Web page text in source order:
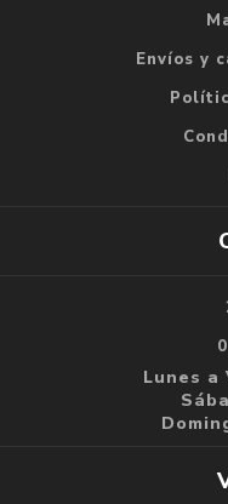
Envíos y
Lunes a